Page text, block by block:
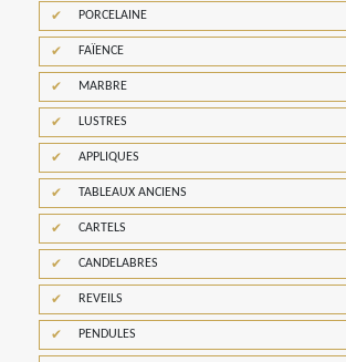
PORCELAINE
FAÏENCE
MARBRE
LUSTRES
APPLIQUES
TABLEAUX ANCIENS
CARTELS
CANDELABRES
REVEILS
PENDULES